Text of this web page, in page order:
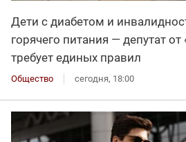
Дети с диабетом и
горячего питания — депутат
требует единых правил
Общество сегодня, 18:00